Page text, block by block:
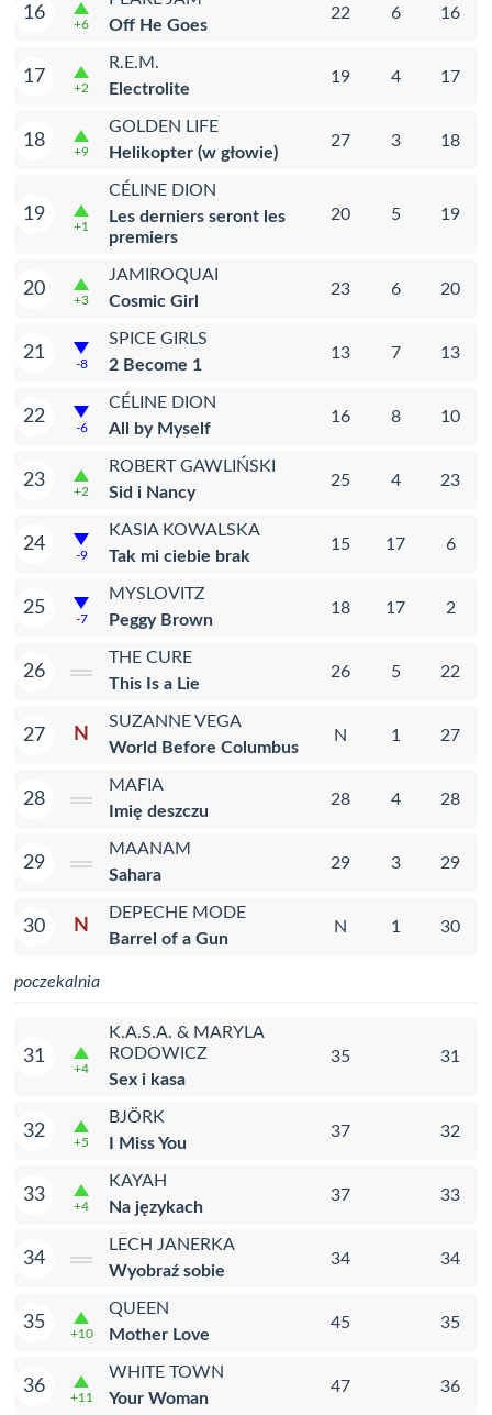
16
+6
Off He Goes
22 6 16
17
+2
R.E.M.
Electrolite
19 4 17
18
+9
GOLDEN LIFE
Helikopter (w głowie)
27 3 18
19
+1
CÉLINE DION
Les derniers seront les
premiers
20 5 19
20
+3
JAMIROQUAI
Cosmic Girl
23 6 20
21
-8
SPICE GIRLS
2 Become 1
13 7 13
22
-6
CÉLINE DION
All by Myself
16 8 10
23
+2
ROBERT GAWLIŃSKI
Sid i Nancy
25 4 23
24
-9
KASIA KOWALSKA
Tak mi ciebie brak
15 17 6
25
-7
MYSLOVITZ
Peggy Brown
18 17 2
26
THE CURE
This Is a Lie
26 5 22
27 N
SUZANNE VEGA
World Before Columbus
N 1 27
28
MAFIA
Imię deszczu
28 4 28
29
MAANAM
Sahara
29 3 29
30 N
DEPECHE MODE
Barrel of a Gun
N 1 30
poczekalnia
31
+4
K.A.S.A. & MARYLA
RODOWICZ
Sex i kasa
35 31
32
+5
BJÖRK
I Miss You
37 32
33
+4
KAYAH
Na językach
37 33
34
LECH JANERKA
Wyobraź sobie
34 34
35
+10
QUEEN
Mother Love
45 35
36
+11
WHITE TOWN
Your Woman
47 36